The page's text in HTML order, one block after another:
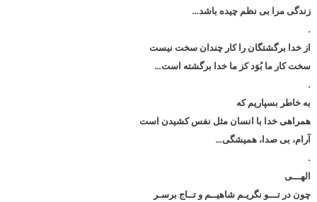
زندگی مرا بی نظم چیده باشد…
.
از خدا برگشتگان را کار چندان سخت نیست
سخت کار ما بُوَد کز ما خدا برگشته است…
.
به خاطر بسپاریم که
همراهی خدا با انسان مثل نفس کشیدن است
آرام، بی صدا، همیشگی…
.
الهـــی
چون در تـــو نگریـم شاهیــم و تــاج برسـر